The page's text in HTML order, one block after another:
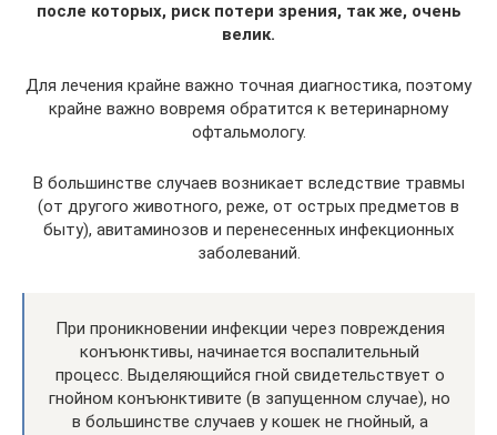
после которых, риск потери зрения, так же, очень
велик.
Для лечения крайне важно точная диагностика, поэтому
крайне важно вовремя обратится к ветеринарному
офтальмологу.
В большинстве случаев возникает вследствие травмы
(от другого животного, реже, от острых предметов в
быту), авитаминозов и перенесенных инфекционных
заболеваний.
При проникновении инфекции через повреждения
конъюнктивы, начинается воспалительный
процесс. Выделяющийся гной свидетельствует о
гнойном конъюнктивите (в запущенном случае), но
в большинстве случаев у кошек не гнойный, а